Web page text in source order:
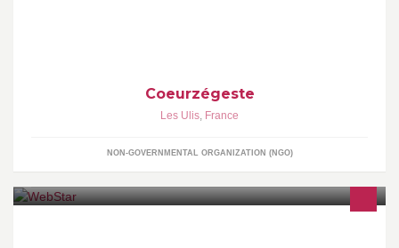
Coeurzégeste
Les Ulis, France
NON-GOVERNMENTAL ORGANIZATION (NGO)